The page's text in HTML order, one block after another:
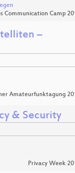
Communication Camp
–
Amateurfunktagung
& Security
Privacy Week